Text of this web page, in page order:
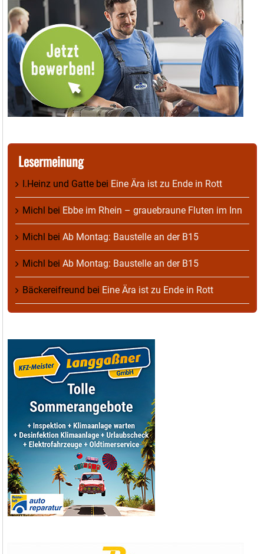
Lesermeinung
I.Heinz und Gatte bei Eine Ära ist zu Ende in Rott
Michl bei Ebbe im Rhein – grauebraune Fluten im Inn
Michl bei Ab Montag: Baustelle an der B15
Michl bei Ab Montag: Baustelle an der B15
Bäckereifreund bei Eine Ära ist zu Ende in Rott